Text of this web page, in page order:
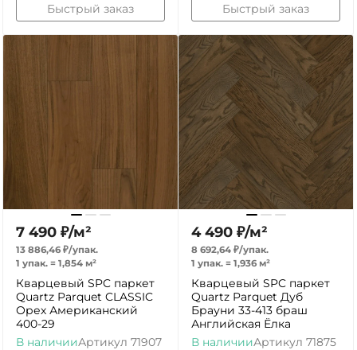
Быстрый заказ Быстрый заказ
7 490 ₽/м²
13 886,46 ₽/упак.
1 упак. = 1,854 м²
Кварцевый SPC паркет
Quartz Parquet CLASSIC
Орех Американский
400-29
В наличииАртикул 71907
4 490 ₽/м²
8 692,64 ₽/упак.
1 упак. = 1,936 м²
Кварцевый SPC паркет
Quartz Parquet Дуб
Брауни 33-413 браш
Английская Ёлка
В наличииАртикул 71875